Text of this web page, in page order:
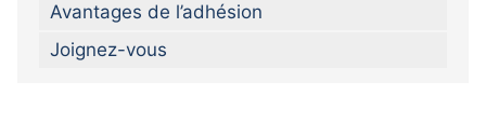
Avantages de l’adhésion
Joignez-vous